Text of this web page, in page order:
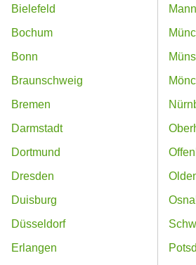
Bielefeld
Bochum
Bonn
Braunschweig
Bremen
Darmstadt
Dortmund
Dresden
Duisburg
Düsseldorf
Erlangen